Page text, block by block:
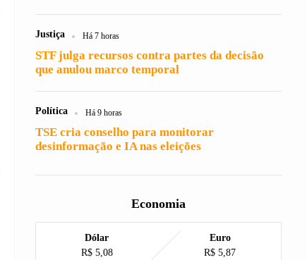
Justiça Há 7 horas
STF julga recursos contra partes da decisão
que anulou marco temporal
Política Há 9 horas
TSE cria conselho para monitorar
desinformação e IA nas eleições
Economia
Dólar
R$ 5,08
Euro
R$ 5,87